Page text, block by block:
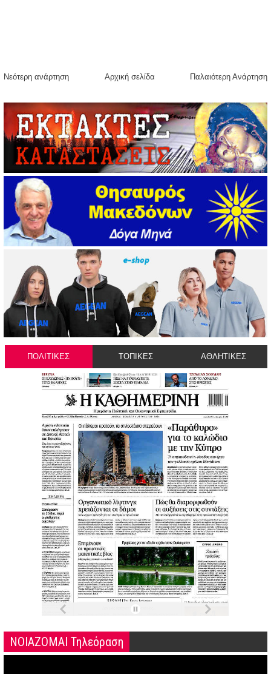
Νεότερη ανάρτηση Παλαιότερη Ανάρτηση
Αρχική σελίδα
ΠΟΛΙΤΙΚΕΣ ΤΟΠΙΚΕΣ ΑΘΛΗΤΙΚΕΣ
ΝΟΙΑΖΟΜΑΙ Τηλεόραση